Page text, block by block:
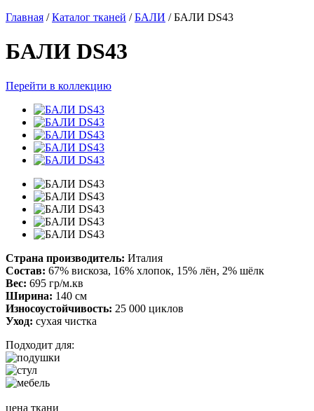
Главная / Каталог тканей / БАЛИ / БАЛИ DS43
БАЛИ DS43
Перейти в коллекцию
Страна производитель: Италия
Состав: 67% вискоза, 16% хлопок, 15% лён, 2% шёлк
Вес: 695 гр/м.кв
Ширина: 140 см
Износоустойчивость: 25 000 циклов
Уход: сухая чистка
Подходит для:
цена ткани